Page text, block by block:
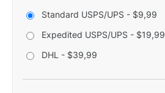
Standard USPS/UPS - $9,99
Expedited USPS/UPS - $19,99
DHL - $39,99